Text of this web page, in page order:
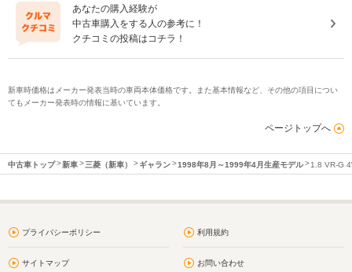
あなたの購入経験が
中古車購入をする人の参考に！
クチコミの投稿はコチラ！
新車時価格はメーカー発表当時の車両本体価格です。また基本情報など、その他の項目につい
てもメーカー発表時の情報に基いています。
ページトップへ
中古車トップ 新車 三菱（新車） ギャラン 1998年8月～1999年4月生産モデル 1.8 VR-G
プライバシーポリシー 利用規約
サイトマップ お問い合わせ